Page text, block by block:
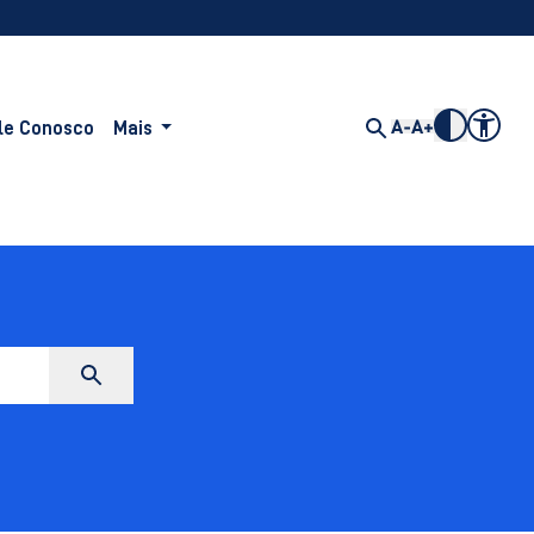
Conosco Mais